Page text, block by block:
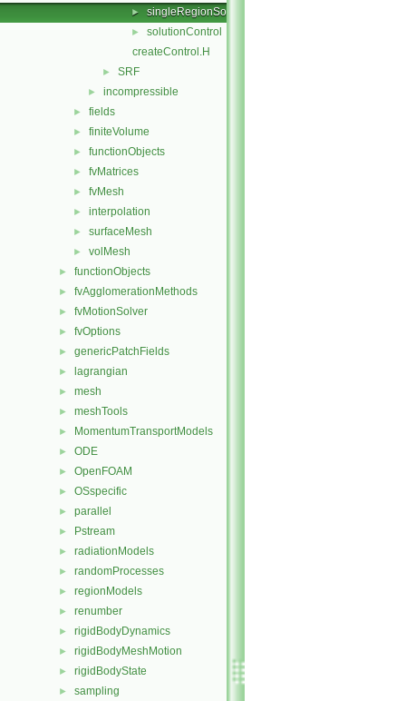
► singleRegionSolutionControl
►
solutionControl
createControl.H
► SRF
► incompressible
► fields
► finiteVolume
► functionObjects
► fvMatrices
► fvMesh
► interpolation
► surfaceMesh
► volMesh
► functionObjects
► fvAgglomerationMethods
► fvMotionSolver
► fvOptions
► genericPatchFields
► lagrangian
► mesh
► meshTools
► MomentumTransportModels
► ODE
► OpenFOAM
► OSspecific
► parallel
► Pstream
► radiationModels
► randomProcesses
► regionModels
► renumber
► rigidBodyDynamics
► rigidBodyMeshMotion
► rigidBodyState
► sampling